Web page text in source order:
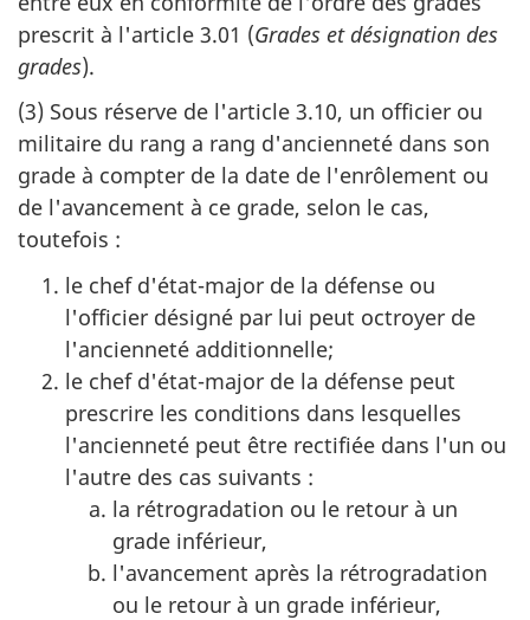
prescrit à l'article 3.01 (Grades et désignation des
grades).
(3) Sous réserve de l'article 3.10, un officier ou
militaire du rang a rang d'ancienneté dans son
grade à compter de la date de l'enrôlement ou
de l'avancement à ce grade, selon le cas,
toutefois :
le chef d'état-major de la défense ou
l'officier désigné par lui peut octroyer de
l'ancienneté additionnelle;
le chef d'état-major de la défense peut
prescrire les conditions dans lesquelles
l'ancienneté peut être rectifiée dans l'un ou
l'autre des cas suivants :
la rétrogradation ou le retour à un
grade inférieur,
l'avancement après la rétrogradation
ou le retour à un grade inférieur,